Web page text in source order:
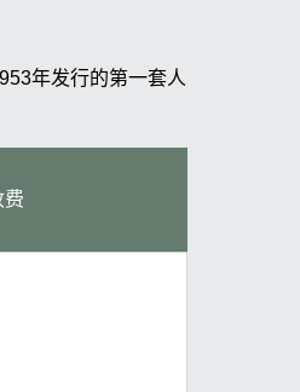
年发行的第一套人
费